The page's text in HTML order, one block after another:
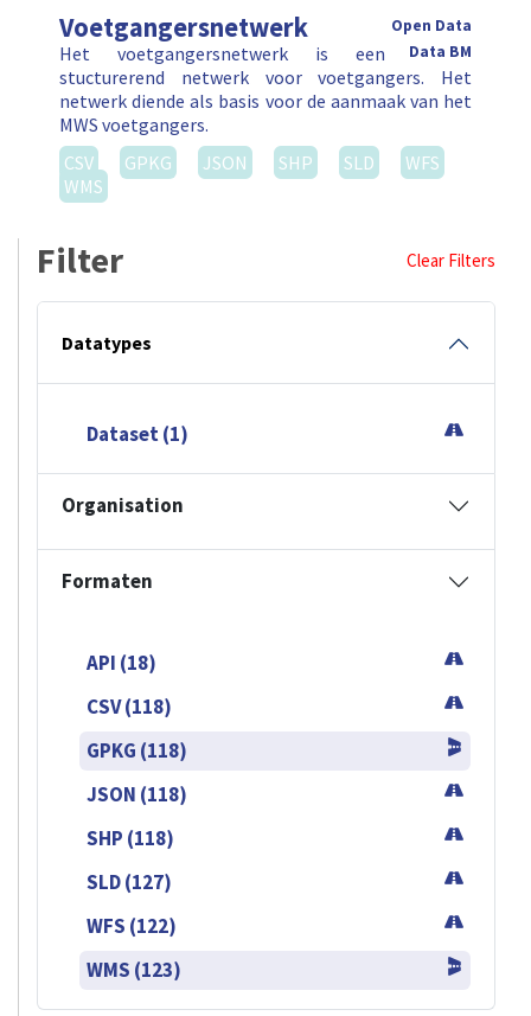
Voetgangersnetwerk
Open Data
Data BM
Het voetgangersnetwerk is een
stucturerend netwerk voor voetgangers. Het
netwerk diende als basis voor de aanmaak van het
MWS voetgangers.
CSV
GPKG JSON SHP SLD
WFS
WMS
Filter Clear Filters
Datatypes
Dataset (1)
Organisation
Formaten
API (18)
CSV (118)
GPKG (118)
JSON (118)
SHP (118)
SLD (127)
WFS (122)
WMS (123)